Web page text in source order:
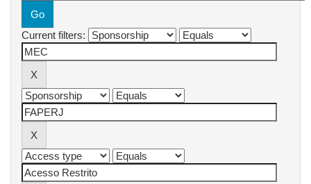
Current filters: